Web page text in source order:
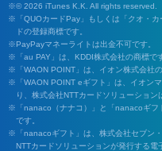
© 2026 iTunes K.K. All rights reserved.
「QUOカードPay」もしくは「クオ・
ドの登録商標です。
PayPayマネーライトは出金不可です。
「au PAY」は、KDDI株式会社の商標で
「WAON POINT」は、イオン株式会社
「WAON POINT eギフト」は、イオン
り、株式会社NTTカードソリューション
「nanaco（ナナコ）」と「nanacoギ
です。
「nanacoギフト」は、株式会社セブン
NTTカードソリューションが発行する電